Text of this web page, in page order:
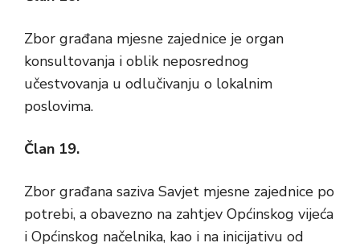
Zbor građana mjesne zajednice je organ
konsultovanja i oblik neposrednog
učestvovanja u odlučivanju o lokalnim
poslovima.
Član 19.
Zbor građana saziva Savjet mjesne zajednice po
potrebi, a obavezno na zahtjev Općinskog vijeća
i Općinskog načelnika, kao i na inicijativu od